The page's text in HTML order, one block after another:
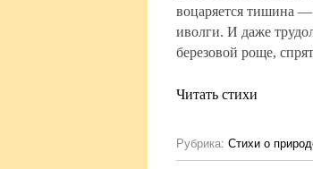
воцаряется тишина
иволги. И даже
березовой роще,
Читать стихи
Рубрика: Стихи о